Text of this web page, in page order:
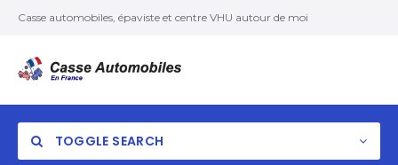
Casse automobiles, épaviste et centre VHU autour de moi
TOGGLE SEARCH